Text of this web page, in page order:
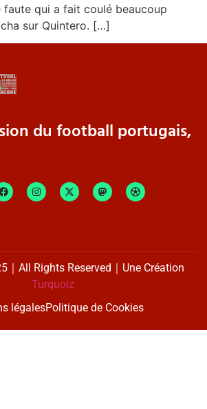
faute qui a fait coulé beaucoup
sur Quintero. […]
du football portugais,
｜All Rights Reserved｜Une Création
Turquoiz
légalesPolitique de Cookies